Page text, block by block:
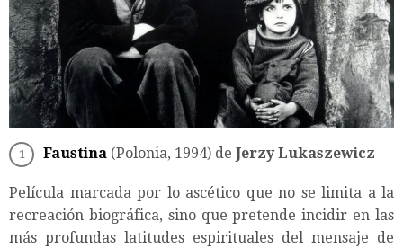
Faustina (Polonia, 1994) de Jerzy Lukaszewicz
Película marcada por lo ascético que no se limita a la
recreación biográfica, sino que pretende incidir en las
más profundas latitudes espirituales del mensaje de